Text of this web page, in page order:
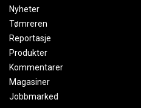
Nyheter
Tømreren
Reportasje
Produkter
Kommentarer
Magasiner
Jobbmarked